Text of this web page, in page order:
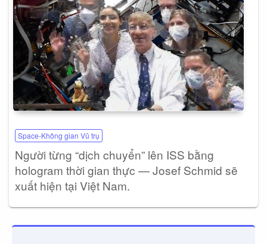
Space-Không gian Vũ trụ
Người từng “dịch chuyển” lên ISS bằng
hologram thời gian thực — Josef Schmid sẽ
xuất hiện tại Việt Nam.